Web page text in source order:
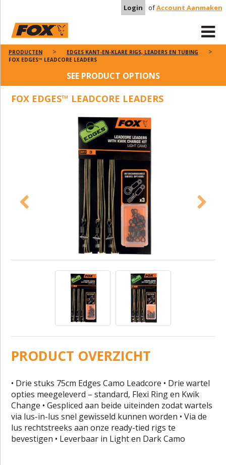
Login ofAccount Aanmaken
PRODUCTEN
EDGES KANT-EN-KLARE RIGS, LEADERS EN TUBING
FOX EDGES™ LEADCORE LEADERS
SEE PRODUCT OPTIONS
FOX EDGES™ LEADCORE LEADERS
PRODUCT OVERZICHT
• Drie stuks 75cm Edges Camo Leadcore • Drie wartel
opties meegeleverd – standard, Flexi Ring en Kwik
Change • Gespliced aan beide uiteinden zodat wartels
via lus-in-lus snel gewisseld kunnen worden • Via de
lus rechtstreeks aan onze ready-tied rigs te
bevestigen • Leverbaar in Light en Dark Camo